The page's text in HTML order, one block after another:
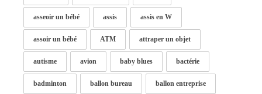
asseoir un bébé assis assis en W
assoir un bébé ATM attraper un objet
autisme avion baby blues bactérie
badminton ballon bureau ballon entreprise